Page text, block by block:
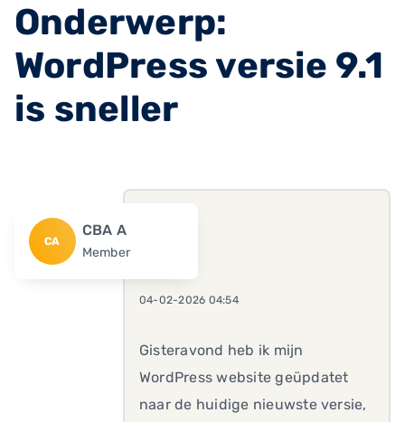
Onderwerp:
WordPress versie 9.1
is sneller
CA
CBA A
Member
04-02-2026 04:54
Gisteravond heb ik mijn
WordPress website geüpdatet
naar de huidige nieuwste versie,